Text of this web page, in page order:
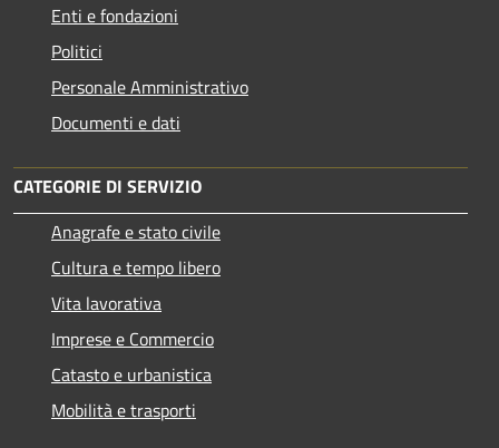
Enti e fondazioni
Politici
Personale Amministrativo
Documenti e dati
CATEGORIE DI SERVIZIO
Anagrafe e stato civile
Cultura e tempo libero
Vita lavorativa
Imprese e Commercio
Catasto e urbanistica
Mobilità e trasporti